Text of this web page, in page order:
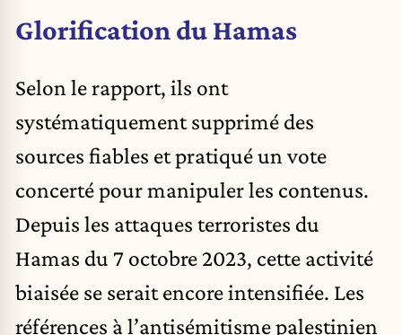
Glorification du Hamas
Selon le rapport, ils ont
systématiquement supprimé des
sources fiables et pratiqué un vote
concerté pour manipuler les contenus.
Depuis les attaques terroristes du
Hamas du 7 octobre 2023, cette activité
biaisée se serait encore intensifiée. Les
références à l’antisémitisme palestinien